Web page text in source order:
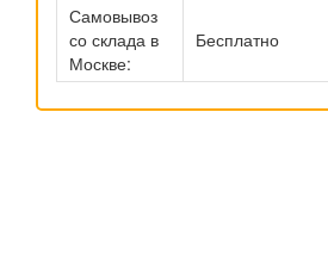
Самовывоз
со склада в
Москве:
Бесплатно